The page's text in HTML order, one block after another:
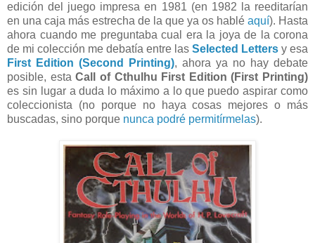
edición del juego impresa en 1981 (en 1982 la reeditarían
en una caja más estrecha de la que ya os hablé aquí). Hasta
ahora cuando me preguntaba cual era la joya de la corona
de mi colección me debatía entre las Selected Letters y esa
First Edition (Second Printing), ahora ya no hay debate
posible, estaCall of Cthulhu First Edition (First Printing)
es sin lugar a duda lo máximo a lo que puedo aspirar como
coleccionista (no porque no haya cosas mejores o más
buscadas, sino porque nunca podré permitírmelas).